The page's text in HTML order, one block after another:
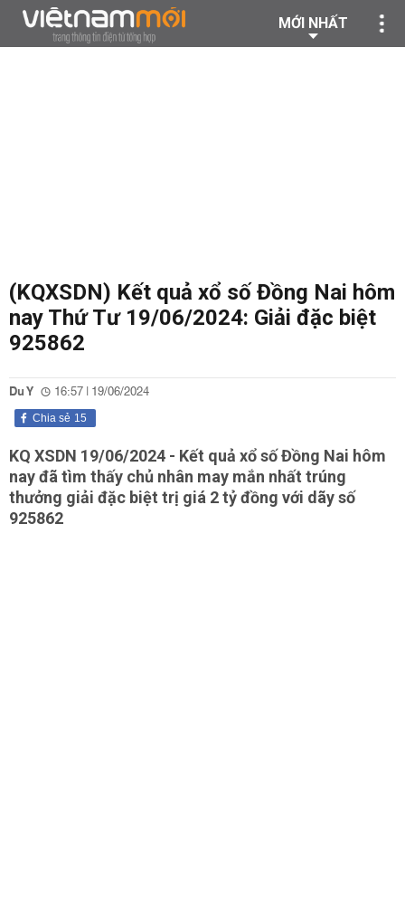
MỚI NHẤT
(KQXSDN) Kết quả xổ số Đồng Nai hôm
nay Thứ Tư 19/06/2024: Giải đặc biệt
925862
Du Y 16:57 | 19/06/2024
15
Chia sẻ
KQ XSDN 19/06/2024 - Kết quả xổ số Đồng Nai hôm
nay đã tìm thấy chủ nhân may mắn nhất trúng
thưởng giải đặc biệt trị giá 2 tỷ đồng với dãy số
925862